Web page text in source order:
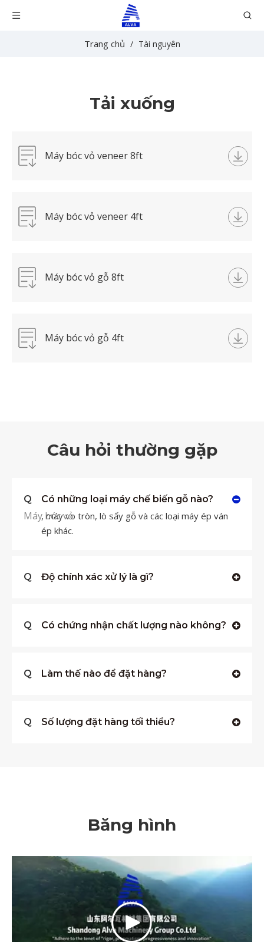
Trang chủ / Tài nguyên
Tải xuống
Máy bóc vỏ veneer 8ft
Máy bóc vỏ veneer 4ft
Máy bóc vỏ gỗ 8ft
Máy bóc vỏ gỗ 4ft
Câu hỏi thường gặp
Q Có những loại máy chế biến gỗ nào?
Máy bóc vỏ
, máy vo tròn, lò sấy gỗ và các loại máy ép ván
ép khác.
Q Độ chính xác xử lý là gì?
Q Có chứng nhận chất lượng nào không?
Q Làm thế nào để đặt hàng?
Q Số lượng đặt hàng tối thiểu?
Băng hình